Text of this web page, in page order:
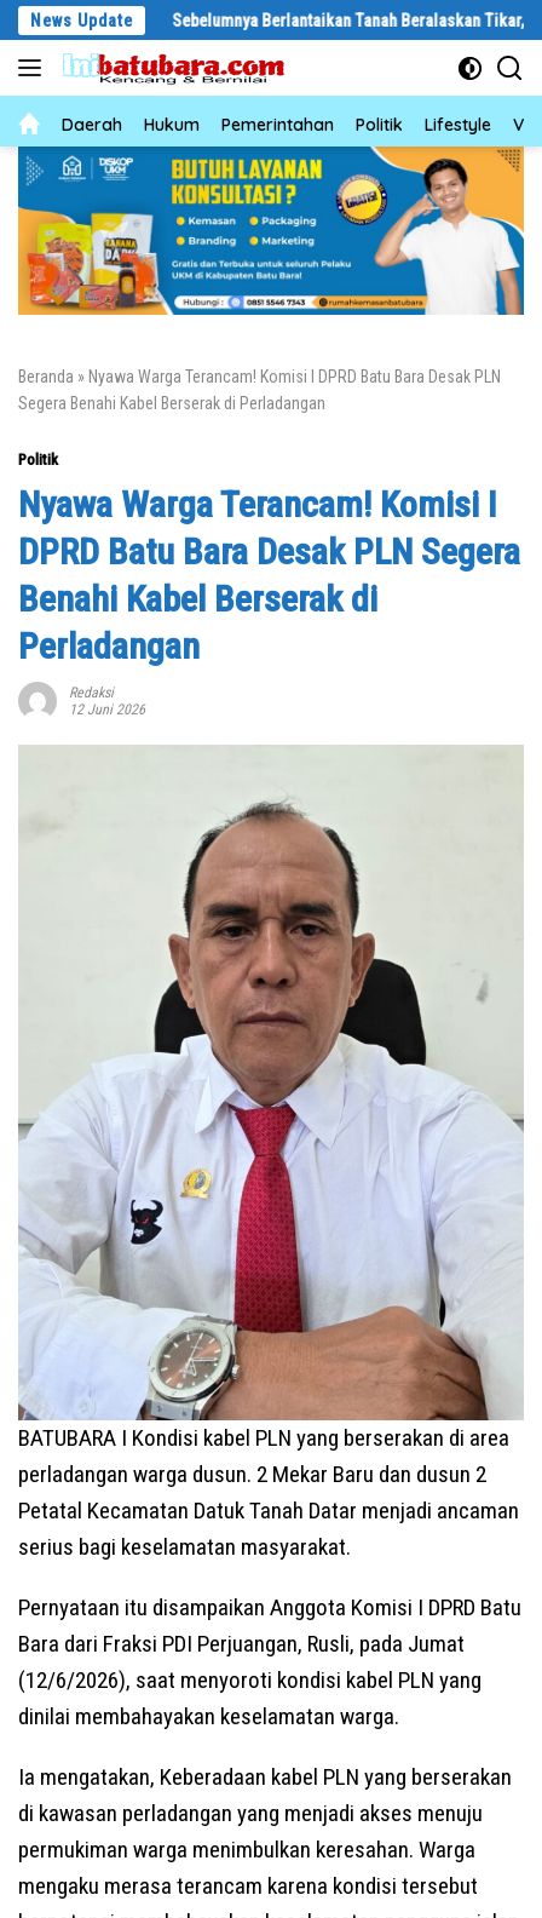
Langsung
konten
News Update
Sebelumnya Berlantaikan Tanah Beralaskan Tikar, Kini Ibu Paijem
NewsDaerah Hukum Pemerintahan Politik Lifestyle
Beranda » Nyawa Warga Terancam! Komisi I DPRD Batu Bara Desak PLN
Segera Benahi Kabel Berserak di Perladangan
Politik
Nyawa Warga Terancam! Komisi I
DPRD Batu Bara Desak PLN Segera
Benahi Kabel Berserak di
Perladangan
Redaksi
12 Juni 2026
BATUBARA I Kondisi kabel PLN yang berserakan di area
perladangan warga dusun. 2 Mekar Baru dan dusun 2
Petatal Kecamatan Datuk Tanah Datar menjadi ancaman
serius bagi keselamatan masyarakat.
Pernyataan itu disampaikan Anggota Komisi I DPRD Batu
Bara dari Fraksi PDI Perjuangan, Rusli, pada Jumat
(12/6/2026), saat menyoroti kondisi kabel PLN yang
dinilai membahayakan keselamatan warga.
Ia mengatakan, Keberadaan kabel PLN yang berserakan
di kawasan perladangan yang menjadi akses menuju
permukiman warga menimbulkan keresahan. Warga
mengaku merasa terancam karena kondisi tersebut